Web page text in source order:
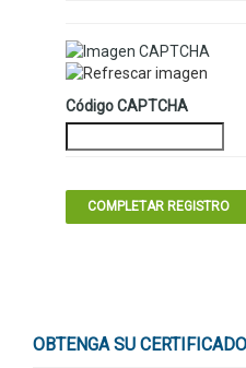
Código CAPTCHA
OBTENGA SU